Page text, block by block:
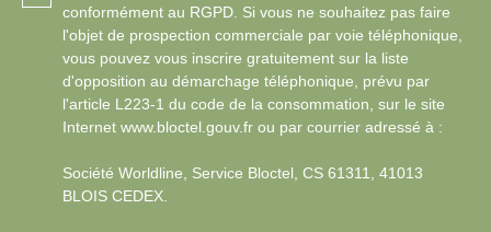
conformément au RGPD. Si vous ne souhaitez pas faire
l'objet de prospection commerciale par voie téléphonique,
vous pouvez vous inscrire gratuitement sur la liste
d'opposition au démarchage téléphonique, prévu par
l'article L223-1 du code de la consommation, sur le site
Internet www.bloctel.gouv.fr ou par courrier adressé à :
Société Worldline, Service Bloctel, CS 61311, 41013
BLOIS CEDEX.